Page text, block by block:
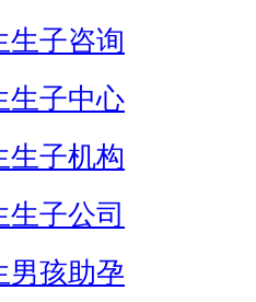
生子咨询
生子中心
生子机构
生子公司
男孩助孕